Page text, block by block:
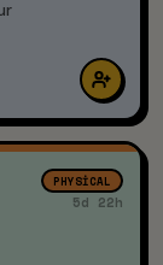
PHYSICAL
5d 22h